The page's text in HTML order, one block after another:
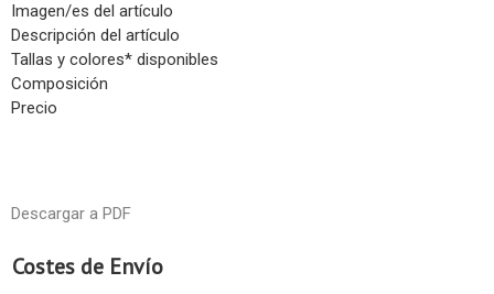
Costes de Envío
Imagen/es del artículo
Descripción del artículo
Tallas y colores* disponibles
Composición
Precio
Descargar a PDF